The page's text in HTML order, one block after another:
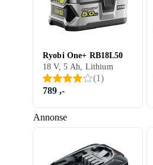
Annonse
Ryobi One+ RB18L50
18 V, 5 Ah, Lithium
(1)
789 ,-